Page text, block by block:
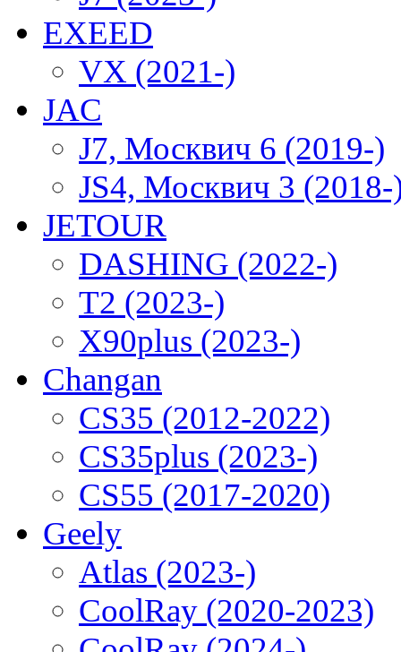
EXEED
VX (2021-)
JAC
J7, Москвич 6 (2019-)
JS4, Москвич 3 (2018-
JETOUR
DASHING (2022-)
T2 (2023-)
X90plus (2023-)
Changan
CS35 (2012-2022)
CS35plus (2023-)
CS55 (2017-2020)
Geely
Atlas (2023-)
CoolRay (2020-2023)